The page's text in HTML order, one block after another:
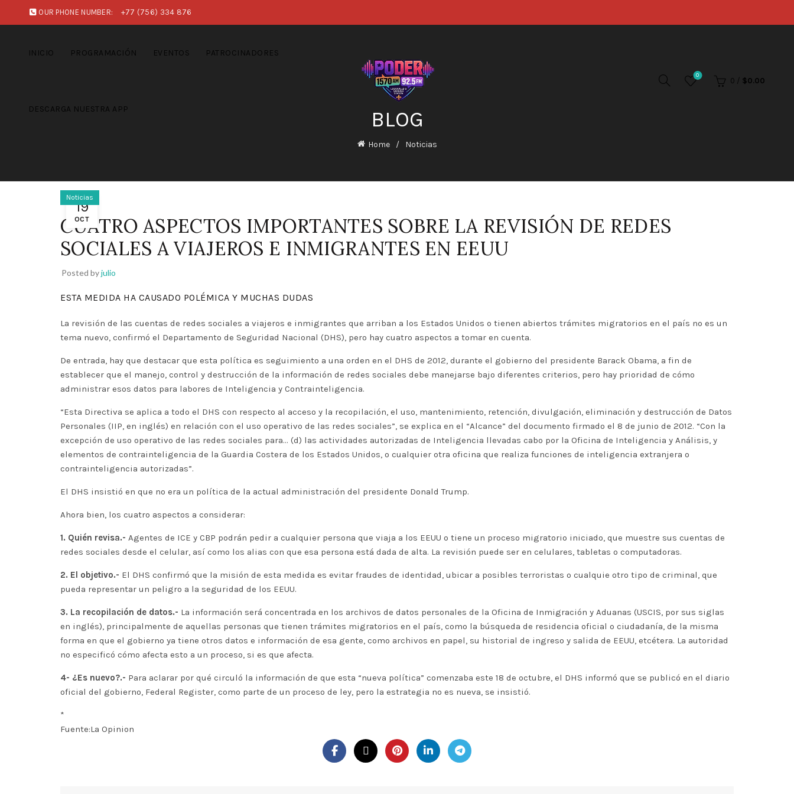
OUR PHONE NUMBER: +77 (756) 334 876
INICIO PROGRAMACIÓN EVENTOS PATROCINADORES
DESCARGA NUESTRA APP
0
0 / $0.00
BLOG
Home Noticias
19
OCT
Noticias
CUATRO ASPECTOS IMPORTANTES SOBRE LA REVISIÓN DE REDES
SOCIALES A VIAJEROS E INMIGRANTES EN EEUU
Posted byjulio
ESTA MEDIDA HA CAUSADO POLÉMICA Y MUCHAS DUDAS
La revisión de las cuentas de redes sociales a viajeros e inmigrantes que arriban a los Estados Unidos o tienen abiertos trámites migratorios en el país no es un
tema nuevo, confirmó el Departamento de Seguridad Nacional (DHS), pero hay cuatro aspectos a tomar en cuenta.
De entrada, hay que destacar que esta política es seguimiento a una orden en el DHS de 2012, durante el gobierno del presidente Barack Obama, a fin de
establecer que el manejo, control y destrucción de la información de redes sociales debe manejarse bajo diferentes criterios, pero hay prioridad de cómo
administrar esos datos para labores de Inteligencia y Contrainteligencia.
“Esta Directiva se aplica a todo el DHS con respecto al acceso y la recopilación, el uso, mantenimiento, retención, divulgación, eliminación y destrucción de Datos
Personales (IIP, en inglés) en relación con el uso operativo de las redes sociales”, se explica en el “Alcance” del documento firmado el 8 de junio de 2012. “Con la
excepción de uso operativo de las redes sociales para… (d) las actividades autorizadas de Inteligencia llevadas cabo por la Oficina de Inteligencia y Análisis, y
elementos de contrainteligencia de la Guardia Costera de los Estados Unidos, o cualquier otra oficina que realiza funciones de inteligencia extranjera o
contrainteligencia autorizadas”.
El DHS insistió en que no era un política de la actual administración del presidente Donald Trump.
Ahora bien, los cuatro aspectos a considerar:
1. Quién revisa.- Agentes de ICE y CBP podrán pedir a cualquier persona que viaja a los EEUU o tiene un proceso migratorio iniciado, que muestre sus cuentas de
redes sociales desde el celular, así como los alias con que esa persona está dada de alta. La revisión puede ser en celulares, tabletas o computadoras.
2. El objetivo.- El DHS confirmó que la misión de esta medida es evitar fraudes de identidad, ubicar a posibles terroristas o cualquie otro tipo de criminal, que
pueda representar un peligro a la seguridad de los EEUU.
3. La recopilación de datos.- La información será concentrada en los archivos de datos personales de la Oficina de Inmigración y Aduanas (USCIS, por sus siglas
en inglés), principalmente de aquellas personas que tienen trámites migratorios en el país, como la búsqueda de residencia oficial o ciudadanía, de la misma
forma en que el gobierno ya tiene otros datos e información de esa gente, como archivos en papel, su historial de ingreso y salida de EEUU, etcétera. La autoridad
no especificó cómo afecta esto a un proceso, si es que afecta.
4- ¿Es nuevo?.- Para aclarar por qué circuló la información de que esta “nueva política” comenzaba este 18 de octubre, el DHS informó que se publicó en el diario
oficial del gobierno, Federal Register, como parte de un proceso de ley, pero la estrategia no es nueva, se insistió.
*
Fuente:La Opinion